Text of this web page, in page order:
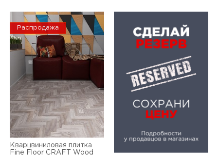
Распродажа
Кварцвиниловая плитка
Fine Floor CRAFT Wood